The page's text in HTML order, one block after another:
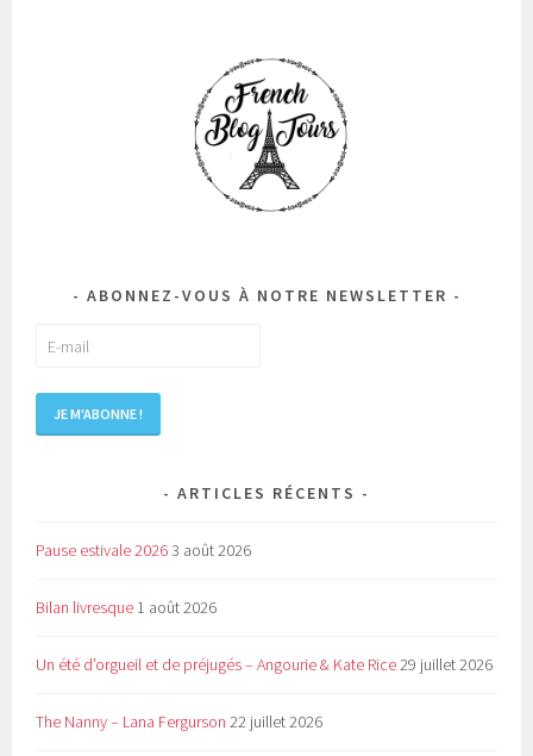
ABONNEZ-VOUS À NOTRE NEWSLETTER
ARTICLES RÉCENTS
Pause estivale 20263 août 2026
Bilan livresque 1 août 2026
Un été d’orgueil et de préjugés – Angourie & Kate Rice29 juillet 2026
The Nanny – Lana Fergurson 22 juillet 2026